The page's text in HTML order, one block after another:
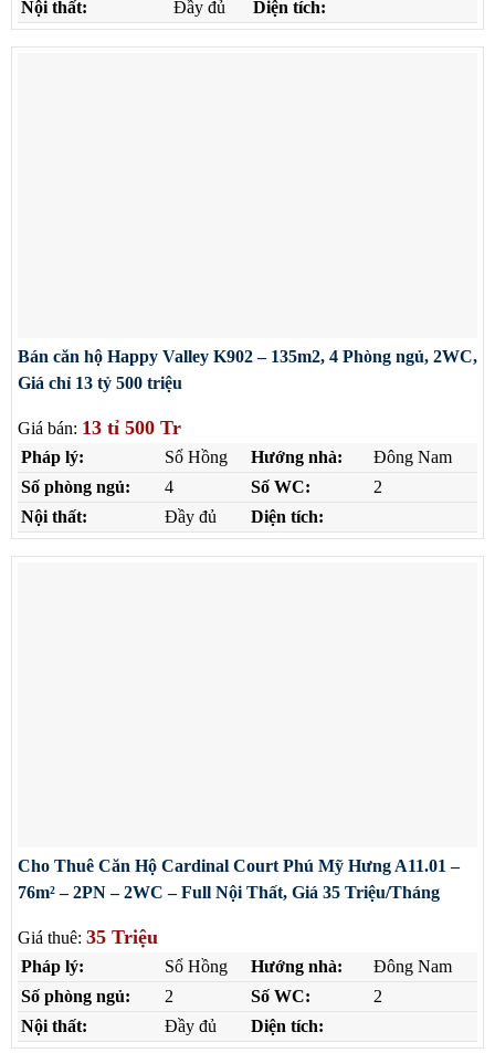
Nội thất:
Đầy đủ Diện tích:
Bán căn hộ Happy Valley K902 – 135m2, 4 Phòng ngủ, 2WC,
Giá chỉ 13 tỷ 500 triệu
Giá bán: 13 tỉ 500 Tr
Pháp lý: Sổ Hồng Hướng nhà:
Đông Nam
Số phòng ngủ:
4 Số WC:
2
Nội thất:
Đầy đủ Diện tích:
Cho Thuê Căn Hộ Cardinal Court Phú Mỹ Hưng A11.01 –
76m² – 2PN – 2WC – Full Nội Thất, Giá 35 Triệu/Tháng
Giá thuê: 35 Triệu
Pháp lý: Sổ Hồng Hướng nhà:
Đông Nam
Số phòng ngủ:
2 Số WC:
2
Nội thất:
Đầy đủ Diện tích: